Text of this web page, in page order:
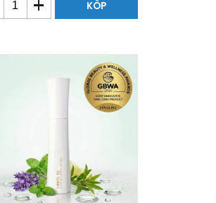
KÖP